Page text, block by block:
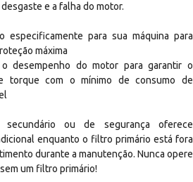
e a falha do motor.
especificamente para sua máquina para
máxima
desempenho do motor para garantir o
torque com o mínimo de consumo de
ou de segurança oferece
enquanto o filtro primário está fora
durante a manutenção. Nunca opere
um filtro primário!